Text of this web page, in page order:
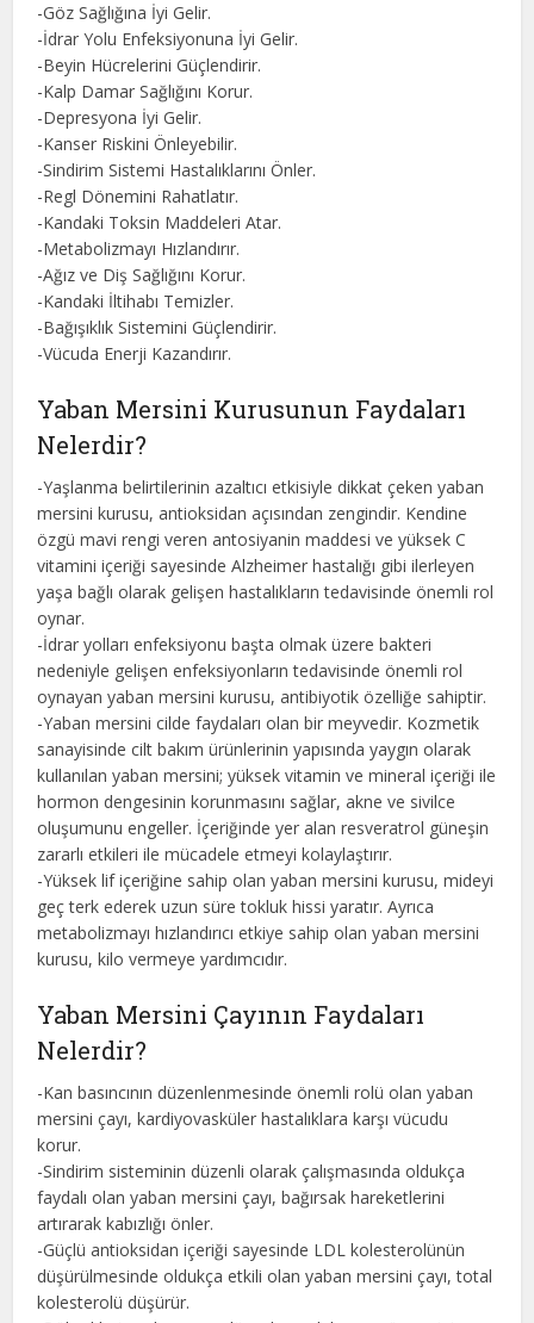
-Göz Sağlığına İyi Gelir.
-İdrar Yolu Enfeksiyonuna İyi Gelir.
-Beyin Hücrelerini Güçlendirir.
-Kalp Damar Sağlığını Korur.
-Depresyona İyi Gelir.
-Kanser Riskini Önleyebilir.
-Sindirim Sistemi Hastalıklarını Önler.
-Regl Dönemini Rahatlatır.
-Kandaki Toksin Maddeleri Atar.
-Metabolizmayı Hızlandırır.
-Ağız ve Diş Sağlığını Korur.
-Kandaki İltihabı Temizler.
-Bağışıklık Sistemini Güçlendirir.
-Vücuda Enerji Kazandırır.
Yaban Mersini Kurusunun Faydaları
Nelerdir?
-Yaşlanma belirtilerinin azaltıcı etkisiyle dikkat çeken yaban
mersini kurusu, antioksidan açısından zengindir. Kendine
özgü mavi rengi veren antosiyanin maddesi ve yüksek C
vitamini içeriği sayesinde Alzheimer hastalığı gibi ilerleyen
yaşa bağlı olarak gelişen hastalıkların tedavisinde önemli rol
oynar.
-İdrar yolları enfeksiyonu başta olmak üzere bakteri
nedeniyle gelişen enfeksiyonların tedavisinde önemli rol
oynayan yaban mersini kurusu, antibiyotik özelliğe sahiptir.
-Yaban mersini cilde faydaları olan bir meyvedir. Kozmetik
sanayisinde cilt bakım ürünlerinin yapısında yaygın olarak
kullanılan yaban mersini; yüksek vitamin ve mineral içeriği ile
hormon dengesinin korunmasını sağlar, akne ve sivilce
oluşumunu engeller. İçeriğinde yer alan resveratrol güneşin
zararlı etkileri ile mücadele etmeyi kolaylaştırır.
-Yüksek lif içeriğine sahip olan yaban mersini kurusu, mideyi
geç terk ederek uzun süre tokluk hissi yaratır. Ayrıca
metabolizmayı hızlandırıcı etkiye sahip olan yaban mersini
kurusu, kilo vermeye yardımcıdır.
Yaban Mersini Çayının Faydaları
Nelerdir?
-Kan basıncının düzenlenmesinde önemli rolü olan yaban
mersini çayı, kardiyovasküler hastalıklara karşı vücudu
korur.
-Sindirim sisteminin düzenli olarak çalışmasında oldukça
faydalı olan yaban mersini çayı, bağırsak hareketlerini
artırarak kabızlığı önler.
-Güçlü antioksidan içeriği sayesinde LDL kolesterolünün
düşürülmesinde oldukça etkili olan yaban mersini çayı, total
kolesterolü düşürür.